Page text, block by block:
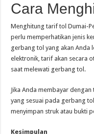
Cara
Menghitung tarif tol Dumai-
perlu memperhatikan jenis
gerbang tol yang akan Anda
elektronik, tarif akan secara
saat melewati gerbang tol.
Jika Anda membayar
yang sesuai pada gerbang
menyimpan struk atau bukti
Kesimpulan